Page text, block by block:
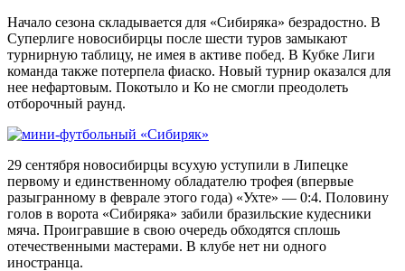
Начало сезона складывается для «Сибиряка» безрадостно. В
Суперлиге новосибирцы после шести туров замыкают
турнирную таблицу, не имея в активе побед. В Кубке Лиги
команда также потерпела фиаско. Новый турнир оказался для
нее нефартовым. Покотыло и Ко не смогли преодолеть
отборочный раунд.
29 сентября новосибирцы всухую уступили в Липецке
первому и единственному обладателю трофея (впервые
разыгранному в феврале этого года) «Ухте» — 0:4. Половину
голов в ворота «Сибиряка» забили бразильские кудесники
мяча. Проигравшие в свою очередь обходятся сплошь
отечественными мастерами. В клубе нет ни одного
иностранца.